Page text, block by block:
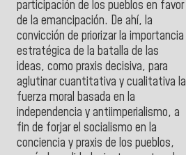
participación de los pueblos en favor
de la emancipación. De ahí, la
convicción de priorizar la importancia
estratégica de la batalla de las
ideas, como praxis decisiva, para
aglutinar cuantitativa y cualitativa la
fuerza moral basada en la
independencia y antiimperialismo, a
fin de forjar el socialismo en la
conciencia y praxis de los pueblos,